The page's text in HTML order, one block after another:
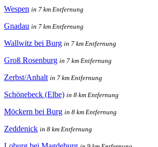
Wespen in 7 km Entfernung
Gnadau in 7 km Entfernung
Wallwitz bei Burg in 7 km Entfernung
Groß Rosenburg in 7 km Entfernung
Zerbst/Anhalt in 7 km Entfernung
Schönebeck (Elbe) in 8 km Entfernung
Möckern bei Burg in 8 km Entfernung
Zeddenick in 8 km Entfernung